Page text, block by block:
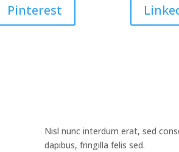
Pinterest
Nisl nunc interdum erat, sed
dapibus, fringilla felis sed.